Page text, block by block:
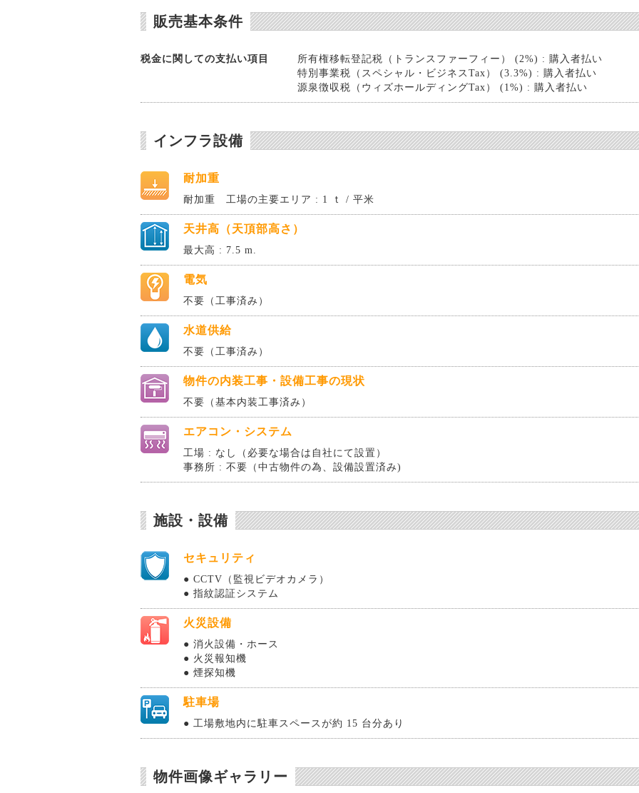
販売基本条件
税金に関しての支払い項目
所有権移転登記税（トランスファーフィー） (2%) : 購入者払い
特別事業税（スペシャル・ビジネスTax） (3.3%) : 購入者払い
源泉徴収税（ウィズホールディングTax） (1%) : 購入者払い
インフラ設備
耐加重
耐加重 工場の主要エリア : 1 ｔ / 平米
天井高（天頂部高さ）
最大高 : 7.5 m.
電気
不要（工事済み）
水道供給
不要（工事済み）
物件の内装工事・設備工事の現状
不要（基本内装工事済み）
エアコン・システム
工場 : なし（必要な場合は自社にて設置）
事務所 : 不要（中古物件の為、設備設置済み)
施設・設備
セキュリティ
● CCTV（監視ビデオカメラ）
● 指紋認証システム
火災設備
● 消火設備・ホース
● 火災報知機
● 煙探知機
駐車場
● 工場敷地内に駐車スペースが約 15 台分あり
物件画像ギャラリー